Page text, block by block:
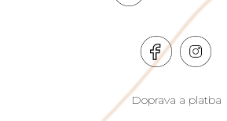
Doprava a platba